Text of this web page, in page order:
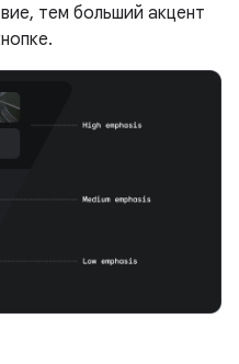
тем больший акцент